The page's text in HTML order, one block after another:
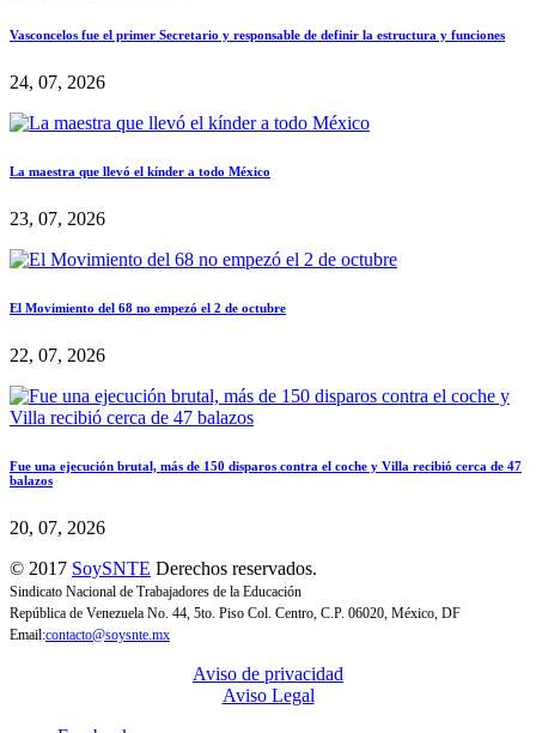
Vasconcelos fue el primer Secretario y responsable de definir la estructura y funciones
24, 07, 2026
La maestra que llevó el kínder a todo México
23, 07, 2026
El Movimiento del 68 no empezó el 2 de octubre
22, 07, 2026
Fue una ejecución brutal, más de 150 disparos contra el coche y Villa recibió cerca de 47
balazos
20, 07, 2026
© 2017 SoySNTE Derechos reservados.
Sindicato Nacional de Trabajadores de la Educación
República de Venezuela No. 44, 5to. Piso Col. Centro, C.P. 06020, México, DF
Email:contacto@soysnte.mx
Aviso de privacidad
Aviso Legal